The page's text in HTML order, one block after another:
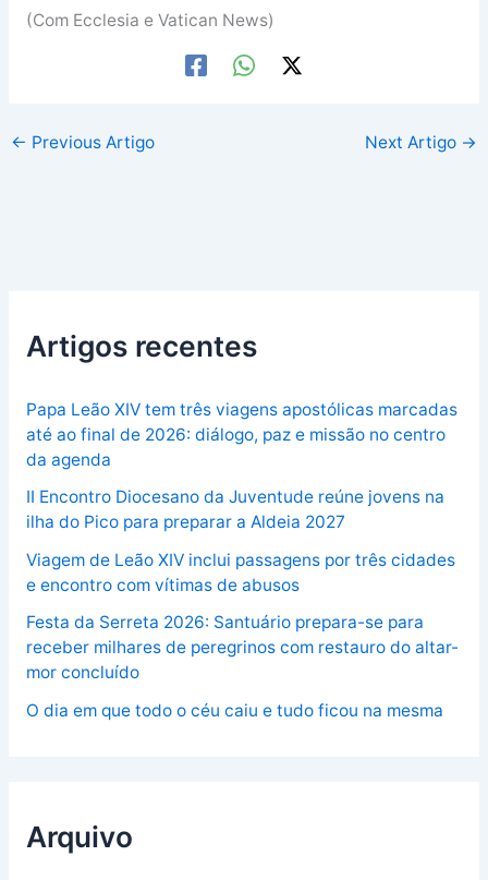
(Com Ecclesia e Vatican News)
← Previous Artigo Next Artigo →
Artigos recentes
Papa Leão XIV tem três viagens apostólicas marcadas
até ao final de 2026: diálogo, paz e missão no centro
da agenda
II Encontro Diocesano da Juventude reúne jovens na
ilha do Pico para preparar a Aldeia 2027
Viagem de Leão XIV inclui passagens por três cidades
e encontro com vítimas de abusos
Festa da Serreta 2026: Santuário prepara-se para
receber milhares de peregrinos com restauro do altar-
mor concluído
O dia em que todo o céu caiu e tudo ficou na mesma
Arquivo